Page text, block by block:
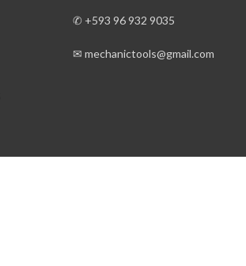
✆ +593 96 932 9035
✉ mechanictools@gmail.com